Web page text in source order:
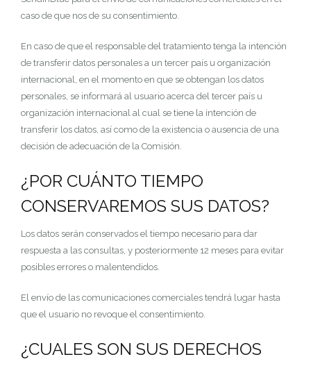
caso de que nos de su consentimiento.
En caso de que el responsable del tratamiento tenga la intención
de transferir datos personales a un tercer país u organización
internacional, en el momento en que se obtengan los datos
personales, se informará al usuario acerca del tercer país u
organización internacional al cual se tiene la intención de
transferir los datos, así como de la existencia o ausencia de una
decisión de adecuación de la Comisión.
¿POR CUÁNTO TIEMPO
CONSERVAREMOS SUS DATOS?
Los datos serán conservados el tiempo necesario para dar
respuesta a las consultas, y posteriormente 12 meses para evitar
posibles errores o malentendidos.
El envío de las comunicaciones comerciales tendrá lugar hasta
que el usuario no revoque el consentimiento.
¿CUALES SON SUS DERECHOS